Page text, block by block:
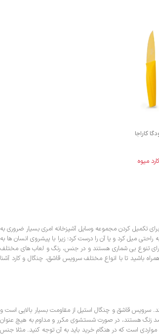
بودگا کاراجا
کارد میوه
تکمیل کردن مجموعه وسایل آشپزخانه امری بسیار ضروری به
میل کرد و یا آن را درست کرد؛ زیرا با پیشروی انسان ها به
تنوع بی شماری هستند و در جنس، رنگ و لعاب های مختلف
باشید تا با انواع مختلف سرویس قاشق، چنگال و کارد آشنا
سرویس قاشق و چنگال استیل از مقاومت بسیار بالایی است و
زنگ هستند، در صورت شستشوی مکرر و مداوم به هیچ عنوان
است که در هنگام خرید باید به آن توجه کنید. مثلا جنس